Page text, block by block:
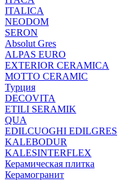
ITALICA
NEODOM
SERON
Absolut Gres
ALPAS EURO
EXTERIOR CERAMICA
MOTTO CERAMIC
Турция
DECOVITA
ETILI SERAMIK
QUA
EDILCUOGHI EDILGRES
KALEBODUR
KALESINTERFLEX
Керамическая плитка
Керамогранит